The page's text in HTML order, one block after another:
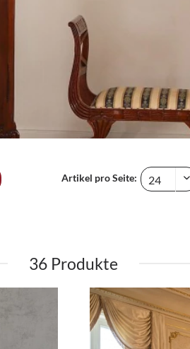
Artikel pro Seite:
36